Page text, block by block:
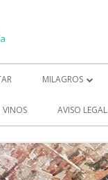
MILAGROS
MILAGROS (2)
VINOS AVISO LEGAL